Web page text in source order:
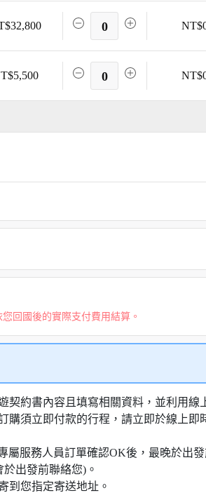
0
0
回國後的實際支付費用結算。
約書內容且填寫相關資料，並利用線
須立即付款的行程，請立即於線上
屬服務人員訂單確認OK後，最晚於出
出發前聯絡您)。
到您指定寄送地址。